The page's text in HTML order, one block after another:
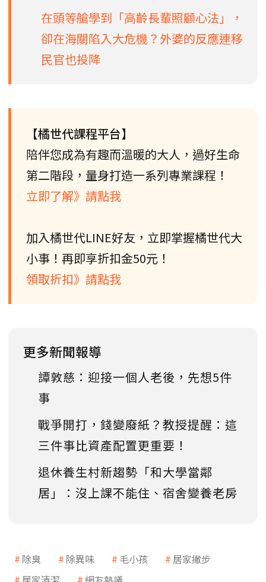
在頭等艙學到「高齡長輩照顧心法」，
卻在海關陷入大危機？外婆的反應連移
民官也投降
【橘世代課程平台】
陪伴您成為有趣而溫暖的大人，過好生命
第二階段，量身打造一系列專業課程！
立即了解》請點我
加入橘世代LINE好友，立即掌握橘世代大
小事！再即享折扣金50元！
領取折扣》請點我
更多新聞報導
譚敦慈：迎接一個人老後，先想5件
事
戰爭開打，錢變廢紙？教授提醒：這
三件事比資產配置更重要！
退休養生村新趨勢「和大學當鄰
居」：沒上課不能住、宿舍變養老房
除臭 除異味 毛小孩
居家撇步